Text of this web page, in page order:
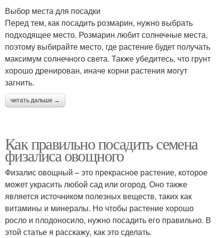
Выбор места для посадки
Перед тем, как посадить розмарин, нужно выбрать
подходящее место. Розмарин любит солнечные места,
поэтому выбирайте место, где растение будет получать
максимум солнечного света. Также убедитесь, что грунт
хорошо дренирован, иначе корни растения могут
загнить.
читать дальше →
Как правильно посадить семена
физалиса овощного
Физалис овощный – это прекрасное растение, которое
может украсить любой сад или огород. Оно также
является источником полезных веществ, таких как
витамины и минералы. Но чтобы растение хорошо
росло и плодоносило, нужно посадить его правильно. В
этой статье я расскажу, как это сделать.